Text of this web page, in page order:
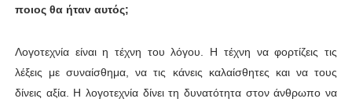
ποιος θα ήταν αυτός;
Λογοτεχνία είναι η τέχνη του λόγου. Η τέχνη να φορτίζεις τις
λέξεις με συναίσθημα, να τις κάνεις καλαίσθητες και να τους
δίνεις αξία. Η λογοτεχνία δίνει τη δυνατότητα στον άνθρωπο να